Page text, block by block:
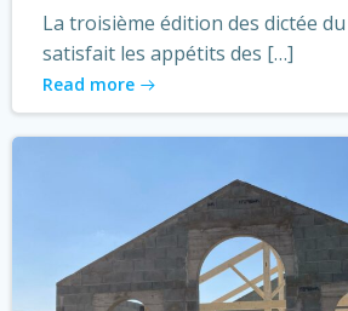
La troisième édition des dictée
satisfait les appétits des […]
Read more